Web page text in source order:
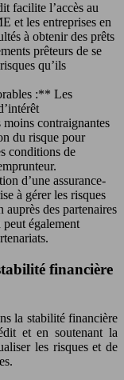
facilite l’accès au
et les entreprises en
à obtenir des prêts
prêteurs de se
qu’ils
:** Les
moins contraignantes
du risque pour
conditions de
d’une assurance-
à gérer les risques
des partenaires
également
financière
la stabilité financière
et en soutenant la
les risques et de